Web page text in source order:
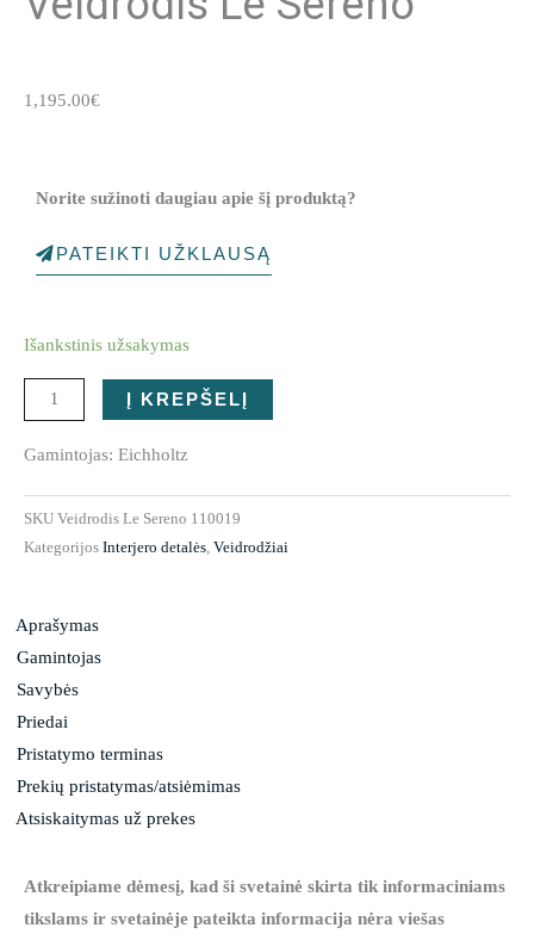
1,195.00€
Norite sužinoti daugiau apie šį produktą?
PATEIKTI UŽKLAUSĄ
Išankstinis užsakymas
kiekis:
Veidrodis
Į KREPŠELĮ
Gamintojas: Eichholtz
SKU Veidrodis Le Sereno 110019
Kategorijos Interjero detalės Veidrodžiai
Aprašymas
Gamintojas
Savybės
Priedai
Pristatymo terminas
Prekių pristatymas/atsiėmimas
Atsiskaitymas už prekes
Atkreipiame dėmesį, kad ši svetainė skirta tik informaciniams
tikslams ir svetainėje pateikta informacija nėra viešas